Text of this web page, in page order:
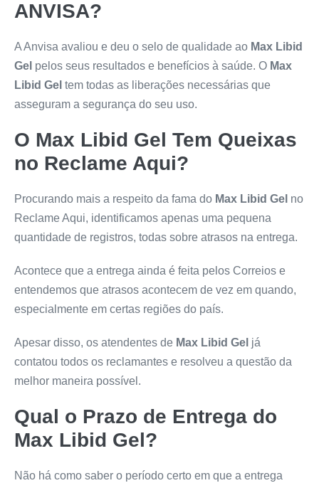
ANVISA?
A Anvisa avaliou e deu o selo de qualidade ao Max Libid
Gel pelos seus resultados e benefícios à saúde. O Max
Libid Gel tem todas as liberações necessárias que
asseguram a segurança do seu uso.
O Max Libid Gel Tem Queixas
no Reclame Aqui?
Procurando mais a respeito da fama do Max Libid Gel no
Reclame Aqui, identificamos apenas uma pequena
quantidade de registros, todas sobre atrasos na entrega.
Acontece que a entrega ainda é feita pelos Correios e
entendemos que atrasos acontecem de vez em quando,
especialmente em certas regiões do país.
Apesar disso, os atendentes de Max Libid Gel já
contatou todos os reclamantes e resolveu a questão da
melhor maneira possível.
Qual o Prazo de Entrega do
Max Libid Gel?
Não há como saber o período certo em que a entrega